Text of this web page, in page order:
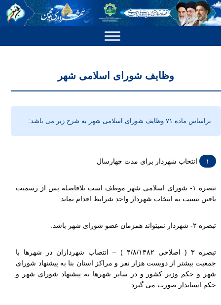
وظایف شورای اسلامی شهر
براساس ماده ۷۱ وظایف شورای اسلامی شهر به شرح زیر می باشد:
انتخاب شهردار برای مدت چهارسال
تبصره ۱- شورای اسلامی شهر موظف است بلافاصله پس از رسمیت
یافتن نسبت به انتخاب شهردار واجد شرایط اقدام نماید.
تبصره ۲- شهردار نمیتواند همزمان عضو شورای شهر باشد.
تبصره ۳ ( اصلاحی ۴/۸/۱۳۸۲ ) – انتصاب شهرداران در شهرها با
جمعیت بیشتر از دویست هزار نفر و مراکز استان بنا به پیشنهاد شورای
شهر و حکم وزیر کشور و در سایر شهرها به پیشنهاد شورای شهر و
حکم استاندار صورت می گیرد.